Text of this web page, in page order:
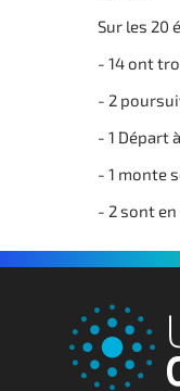
Sur les 20
- 14 ont
- 2
- 1 Départ à
- 1 monte
- 2 sont